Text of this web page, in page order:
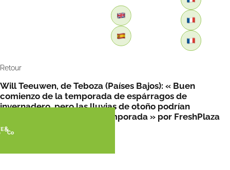
Retour
Will Teeuwen, de Teboza (Países Bajos): « Buen
comienzo de la temporada de espárragos de
invernadero, pero las lluvias de otoño podrían
complicar el resto de la temporada » por FreshPlaza